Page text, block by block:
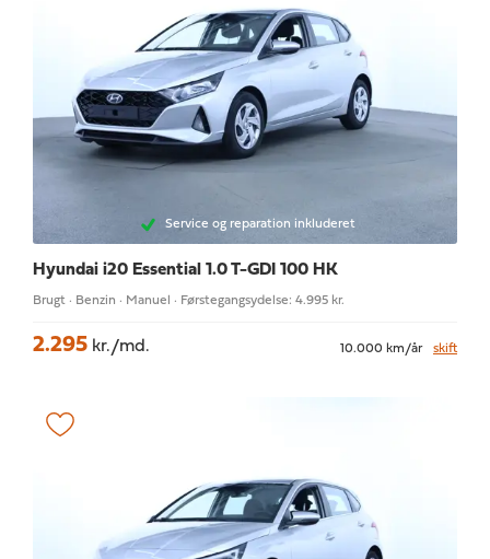
Service og reparation inkluderet
Hyundai i20 Essential 1.0 T-GDI 100 HK
Brugt · Benzin · Manuel · Førstegangsydelse: 4.995 kr.
2.295 kr./md. 10.000 km/år skift